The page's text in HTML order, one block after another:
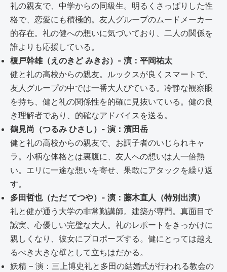
礼の親友で、中学からの同級生。明るくさっぱりした性
格で、恋愛にも積極的。友人グループのムードメーカー
的存在。礼の健への想いに気づいており、二人の関係を
誰よりも応援している。
榎戸幹雄（えのきど みきお）- 演：平岡祐太
健と礼の高校からの親友。ルックスが良くスマートで、
友人グループの中では一番大人びている。冷静な観察眼
を持ち、健と礼の関係性を的確に見抜いている。健の良
き理解者であり、的確なアドバイスを送る。
鶴見尚（つるみ ひさし）- 演：濱田岳
健と礼の高校からの親友で、お調子者のいじられキャ
ラ。小柄な体格とは裏腹に、友人への想いは人一倍熱
い。エリに一途な想いを寄せ、果敢にアタックを繰り返
す。
多田哲也（ただ てつや）- 演：藤木直人（特別出演）
礼と健が通う大学の非常勤講師。建築が専門。真面目で
誠実、心優しい完璧な大人。礼のレポートをきっかけに
親しくなり、彼女にプロポーズする。健にとっては越え
るべき大きな壁として立ちはだかる。
妖精 – 演：三上博史礼と多田の結婚式が行われる教会の